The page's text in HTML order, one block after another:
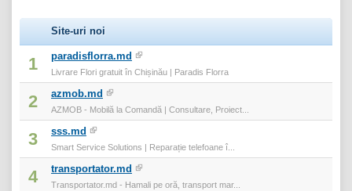
Site-uri noi
1 paradisflorra.md
Livrare Flori gratuit în Chișinău | Paradis Florra
2 azmob.md
AZMOB - Mobilă la Comandă | Consultare, Proiect...
3 sss.md
Smart Service Solutions | Reparație telefoane î...
4 transportator.md
Transportator.md - Hamali pe oră, transport mar...